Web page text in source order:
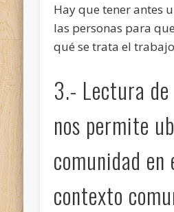
Hay que tener antes
las personas para
qué se trata el
3.- Lectura de
nos permite
comunidad en
contexto